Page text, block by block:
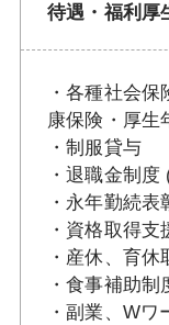
待遇・福利厚
・各種社会
康保険・厚生
・制服貸与
・退職金制度
・永年勤続表
・資格取得支
・産休、育
・食事補助制
・副業、Wワ